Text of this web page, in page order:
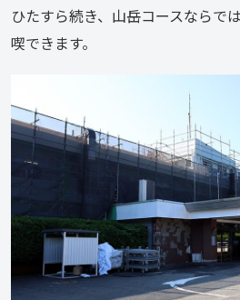
ひたすら続き、山岳コースならで
喫できます。